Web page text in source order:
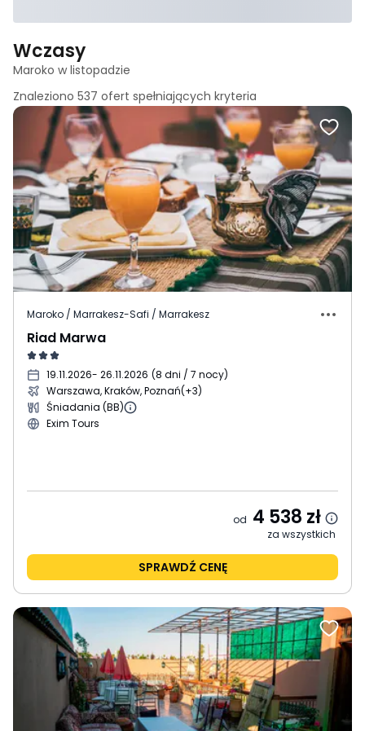
Wczasy
Maroko w listopadzie
Znaleziono 537 ofert spełniających kryteria
Maroko / Marrakesz-Safi / Marrakesz
Riad Marwa
19.11.2026- 26.11.2026 (8 dni / 7 nocy)
Warszawa, Kraków, Poznań(+3)
Śniadania (BB)
Exim Tours
od 4 538 zł
za wszystkich
SPRAWDŹ CENĘ